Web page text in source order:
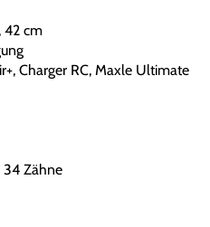
42 cm
Charger RC, Maxle Ultimate
34 Zähne